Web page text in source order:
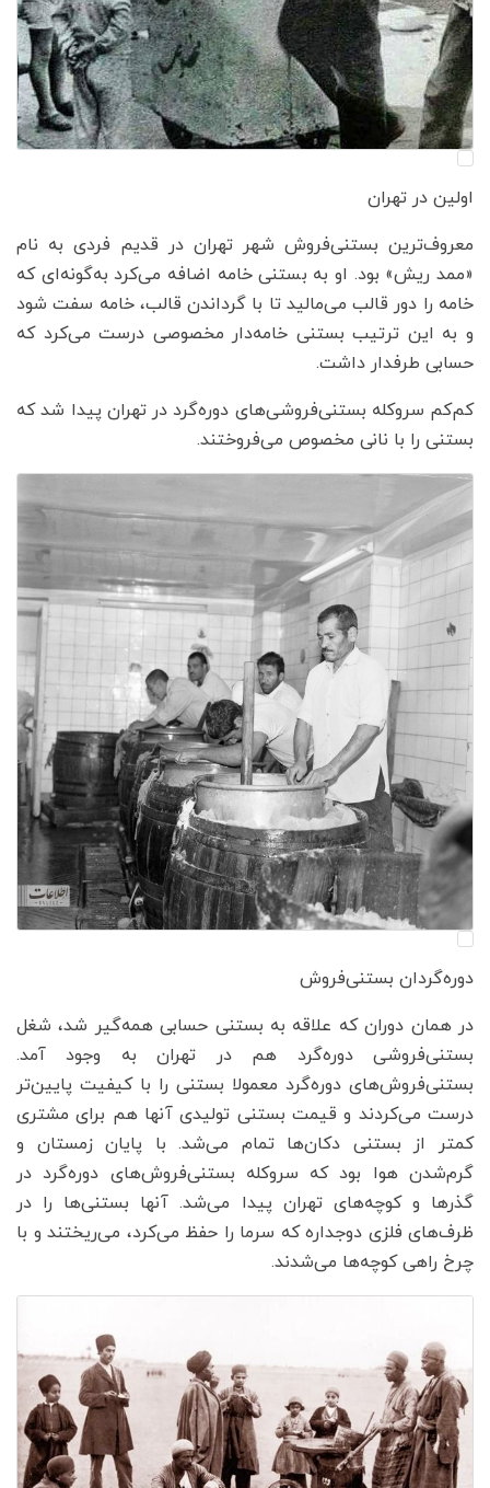
اولین در تهران
معروف‌ترین بستنی‌فروش شهر تهران در قدیم فردی به نام
«ممد ریش» بود. او به بستنی خامه اضافه می‌کرد به‌گونه‌ای که
خامه را دور قالب می‌مالید تا با گرداندن قالب، خامه سفت شود
و به این ترتیب بستنی خامه‌دار مخصوصی درست می‌کرد که
حسابی طرفدار داشت.
کم‌کم سروکله بستنی‌فروشی‌های دوره‌گرد در تهران پیدا شد که
بستنی را با نانی مخصوص می‌فروختند.
دوره‌گردان بستنی‌فروش
در همان دوران که علاقه به بستنی حسابی همه‌گیر شد، شغل
بستنی‌فروشی دوره‌گرد هم در تهران به‌ وجود آمد.
بستنی‌فروش‌های دوره‌گرد معمولا بستنی را با کیفیت پایین‌تر
درست می‌کردند و قیمت بستنی‌ تولیدی آنها هم برای مشتری
کمتر از بستنی دکان‌ها تمام می‌شد. با پایان زمستان و
گرم‌شدن هوا بود که سروکله بستنی‌فروش‌های دوره‌گرد در
گذرها و کوچه‌های تهران پیدا می‌شد. آنها بستنی‌ها را در
ظرف‌های فلزی دوجداره که سرما را حفظ می‌کرد، می‌ریختند و با
چرخ راهی کوچه‌ها می‌شدند.